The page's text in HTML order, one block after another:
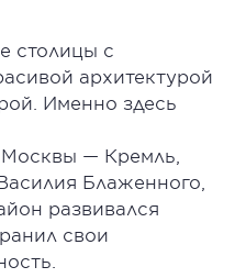
столицы с
архитектурой
Именно здесь
Москвы — Кремль,
Блаженного,
развивался
свои